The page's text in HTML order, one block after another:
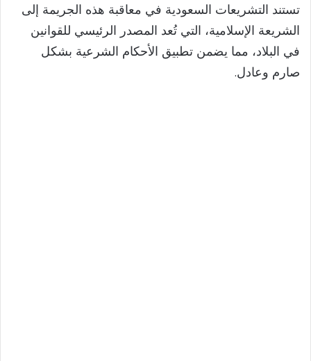
تستند التشريعات السعودية في معاقبة هذه الجريمة إلى
الشريعة الإسلامية، التي تُعد المصدر الرئيسي للقوانين
في البلاد، مما يضمن تطبيق الأحكام الشرعية بشكل
صارم وعادل.